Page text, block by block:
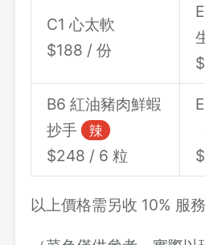
C1 心太軟
$188 / 份
B6 紅油豬肉鮮蝦
抄手 辣
$248 / 6 粒
以上價格需另收 10% 服